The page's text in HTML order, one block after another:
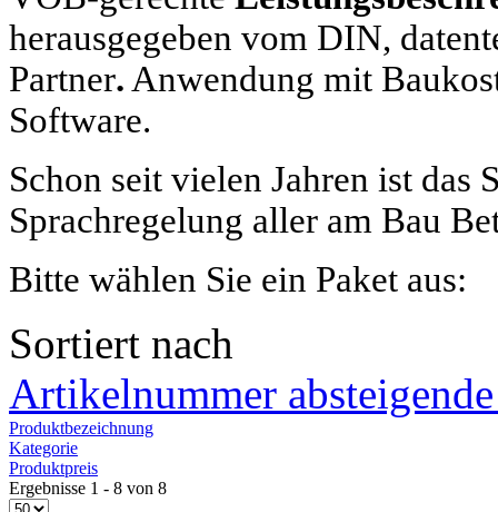
herausgegeben vom DIN,
Partner. Anwendung mit
Software.
Schon seit vielen Jahren ist das
Sprachregelung aller am Bau
Bitte wählen Sie ein Paket aus:
Sortiert nach
Artikelnummer
Produktbezeichnung
Kategorie
Produktpreis
Ergebnisse 1 - 8 von 8